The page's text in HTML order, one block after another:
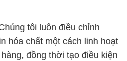
tôi luôn điều chỉnh
hóa chất một cách linh hoạt
đồng thời tạo điều kiện